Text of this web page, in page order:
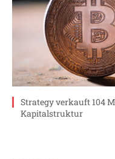
Strategy verkauft 104
Kapitalstruktur